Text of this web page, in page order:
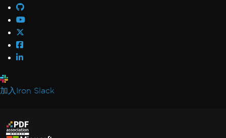
加入Iron Slack